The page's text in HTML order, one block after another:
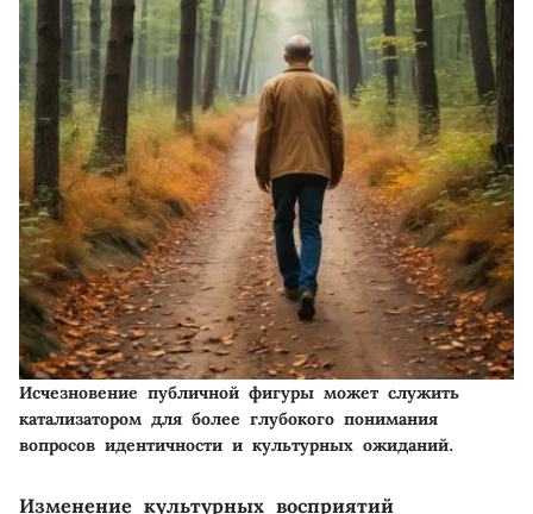
Исчезновение публичной фигуры может служить
катализатором для более глубокого понимания
вопросов идентичности и культурных ожиданий.
Изменение культурных восприятий